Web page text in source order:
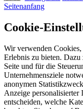
Seitenanfang
Cookie-
Wir verwenden
Erlebnis zu bieten.
Seite und für die
Unternehmensziele
anonymen
Anzeige personalisierter
entscheiden, welche